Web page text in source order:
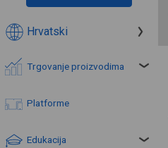
Hrvatski
Trgovanje proizvodima
Platforme
Edukacija